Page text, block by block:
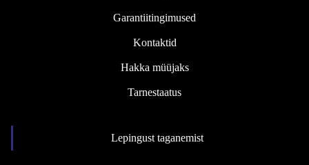
Garantiitingimused
Kontaktid
Hakka müüjaks
Tarnestaatus
Lepingust taganemist